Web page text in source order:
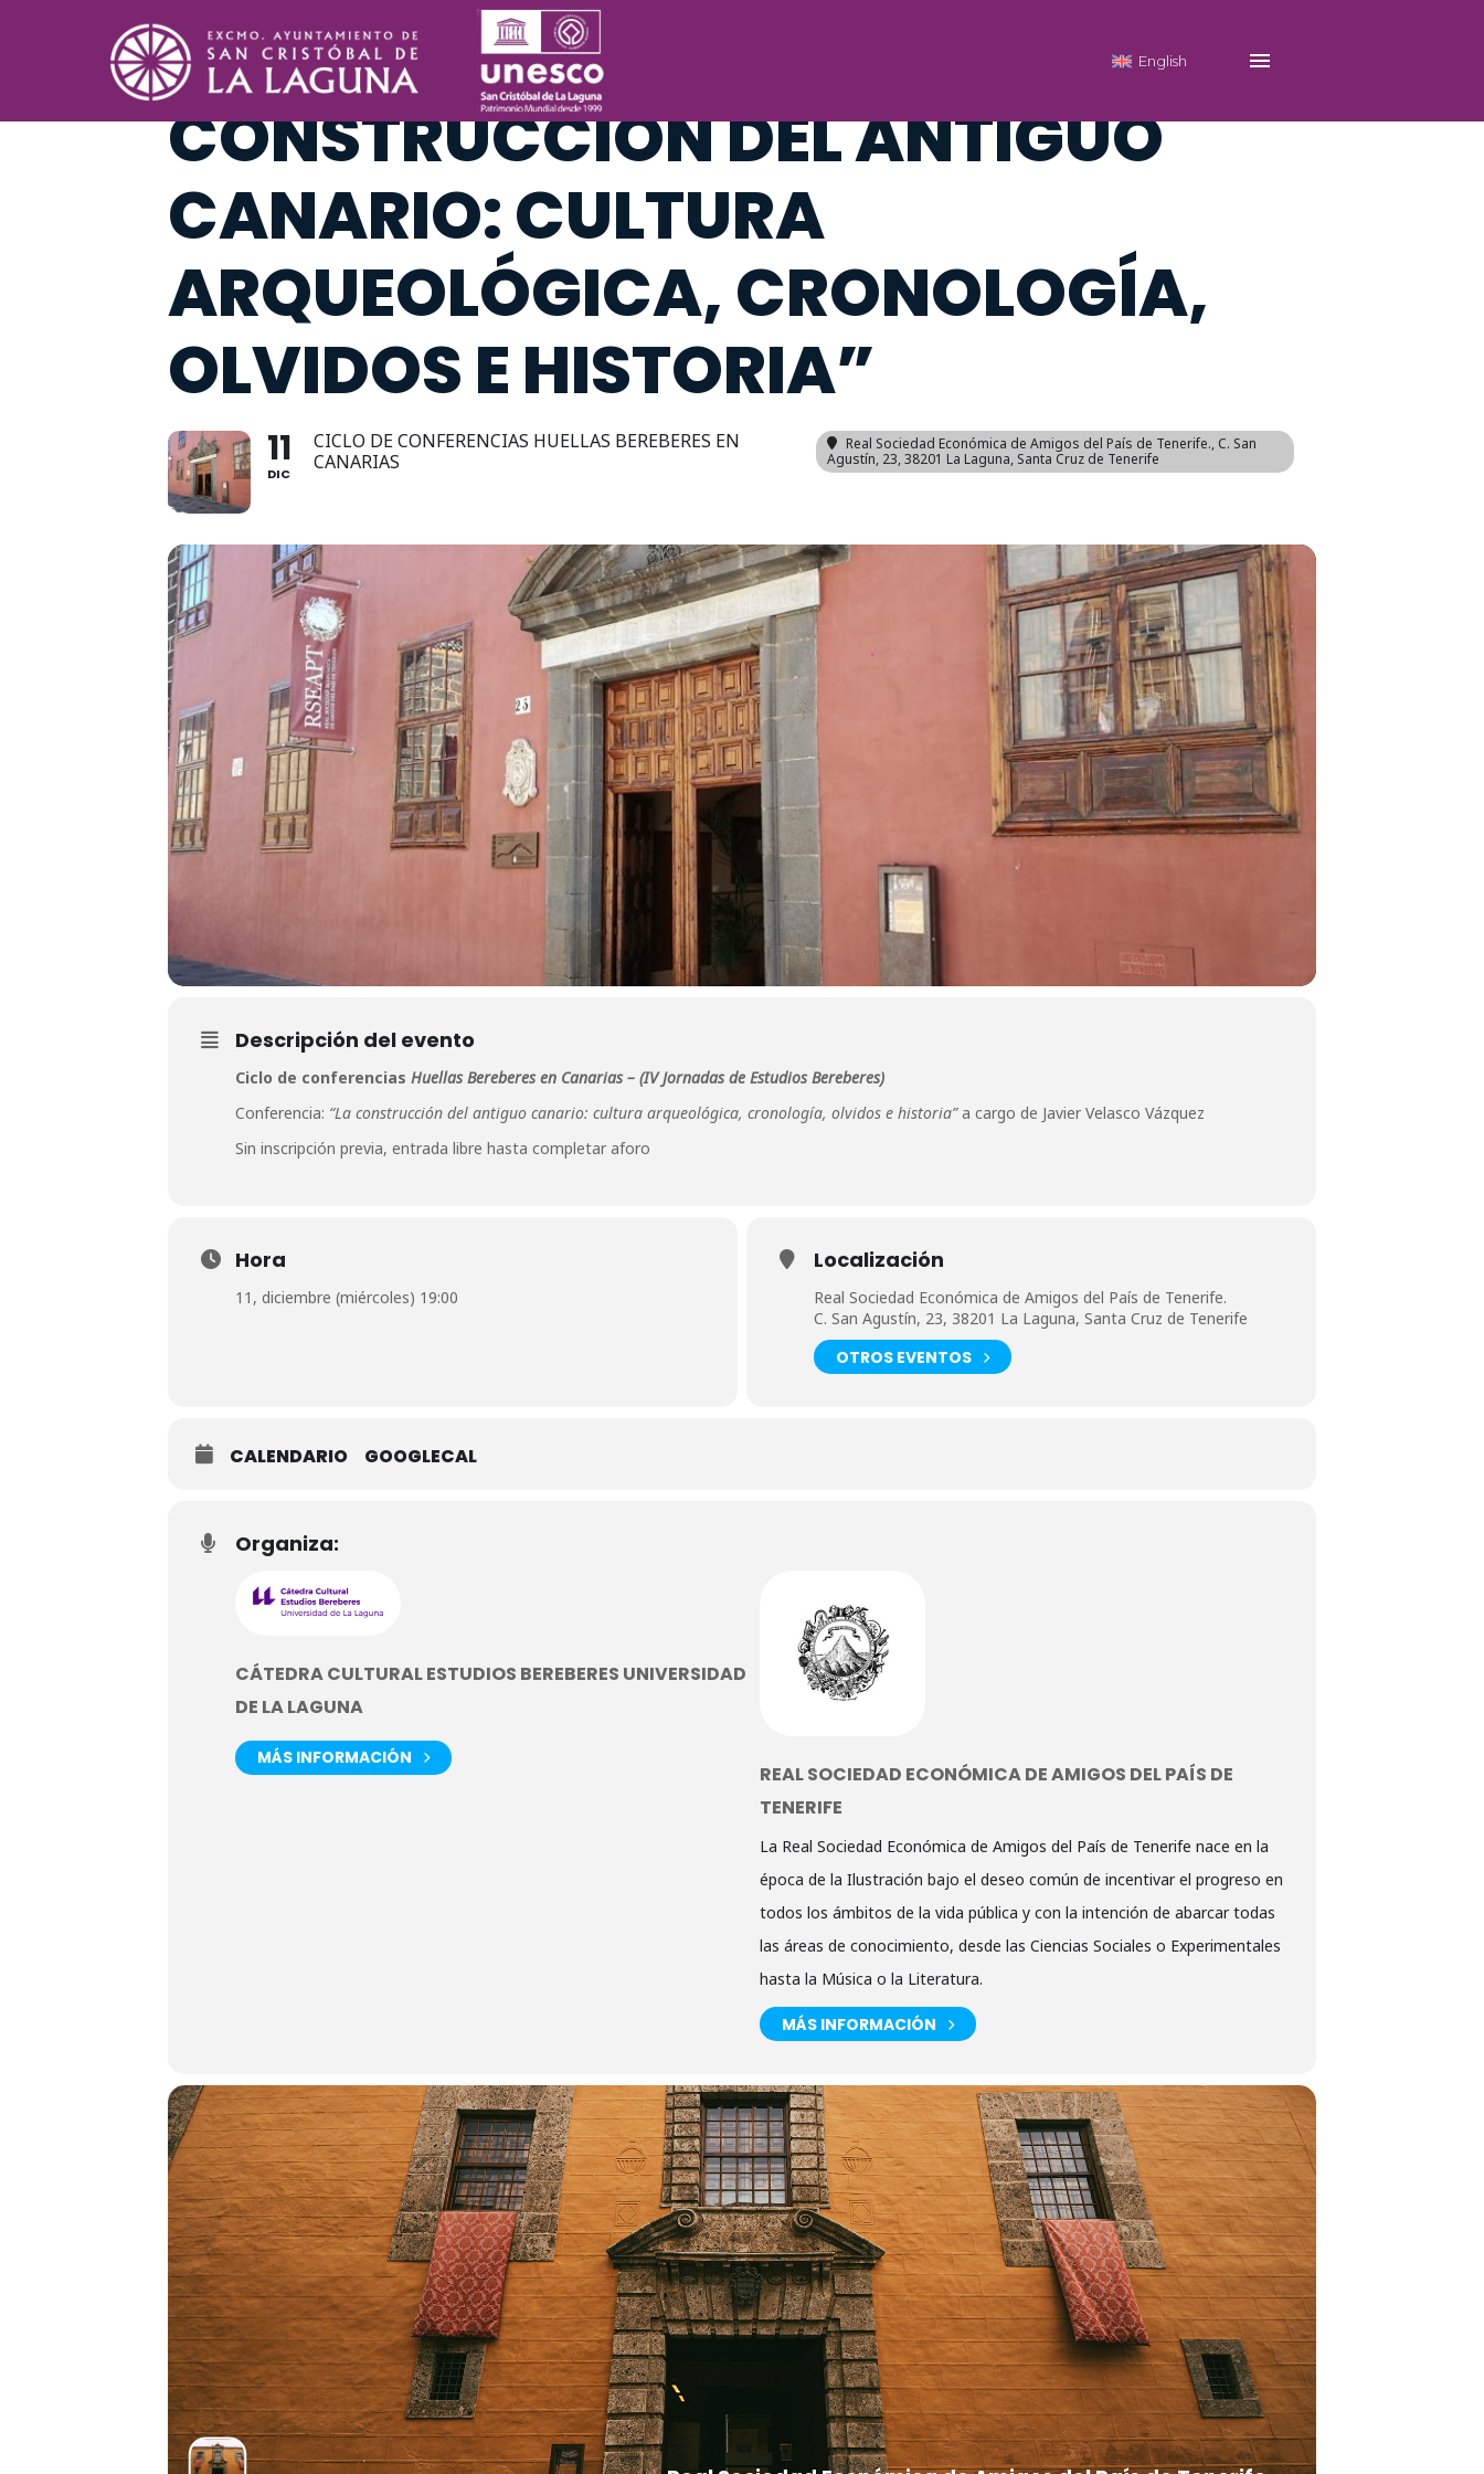
English
CONFERENCIA: “LA
CONSTRUCCIÓN DEL ANTIGUO
CANARIO: CULTURA
ARQUEOLÓGICA, CRONOLOGÍA,
OLVIDOS E HISTORIA”
11
DIC
CICLO DE CONFERENCIAS HUELLAS BEREBERES EN
CANARIAS
Real Sociedad Económica de Amigos del País de Tenerife., C. San
Agustín, 23, 38201 La Laguna, Santa Cruz de Tenerife
Descripción del evento
Ciclo de conferencias Huellas Bereberes en Canarias – (IV Jornadas de Estudios Bereberes)
Conferencia: “La construcción del antiguo canario: cultura arqueológica, cronología, olvidos e historia”a cargo de Javier Velasco Vázquez
Sin inscripción previa, entrada libre hasta completar aforo
Hora
11, diciembre (miércoles) 19:00
Localización
Real Sociedad Económica de Amigos del País de Tenerife.
C. San Agustín, 23, 38201 La Laguna, Santa Cruz de Tenerife
OTROS EVENTOS
CALENDARIO GOOGLECAL
Organiza:
CÁTEDRA CULTURAL ESTUDIOS BEREBERES UNIVERSIDAD
DE LA LAGUNA
MÁS INFORMACIÓN
REAL SOCIEDAD ECONÓMICA DE AMIGOS DEL PAÍS DE
TENERIFE
La Real Sociedad Económica de Amigos del País de Tenerife nace en la
época de la Ilustración bajo el deseo común de incentivar el progreso en
todos los ámbitos de la vida pública y con la intención de abarcar todas
las áreas de conocimiento, desde las Ciencias Sociales o Experimentales
hasta la Música o la Literatura.
MÁS INFORMACIÓN